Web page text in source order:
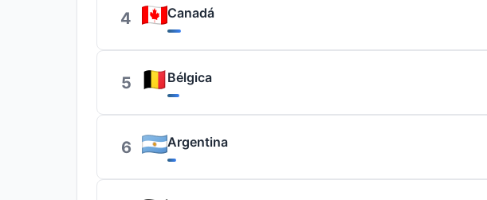
4 Canadá
5 Bélgica
6 Argentina